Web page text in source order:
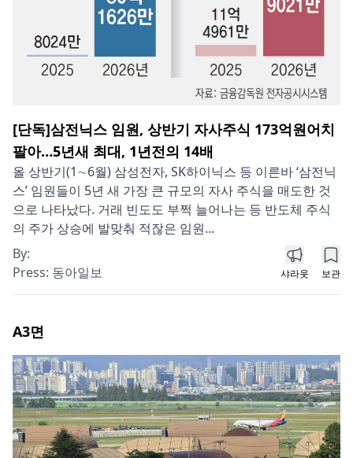
[단독]삼전닉스 임원, 상반기 자사주식 173억원어치
팔아…5년새 최대, 1년전의 14배
올 상반기(1∼6월) 삼성전자, SK하이닉스 등 이른바 ‘삼전닉
스’ 임원들이 5년 새 가장 큰 규모의 자사 주식을 매도한 것
으로 나타났다. 거래 빈도도 부쩍 늘어나는 등 반도체 주식
의 주가 상승에 발맞춰 적잖은 임원...
By:
Press: 동아일보 샤라웃 보관
A3면